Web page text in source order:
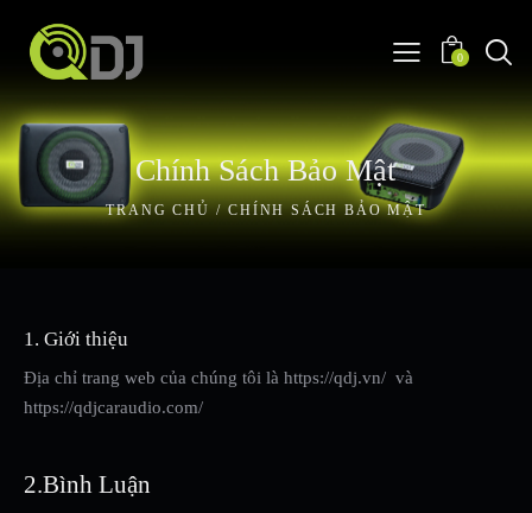
0
Chính Sách Bảo Mật
TRANG CHỦ CHÍNH SÁCH BẢO MẬT
1. Giới thiệu
Địa chỉ trang web của chúng tôi là https://qdj.vn/ và
https://qdjcaraudio.com/
2.Bình Luận